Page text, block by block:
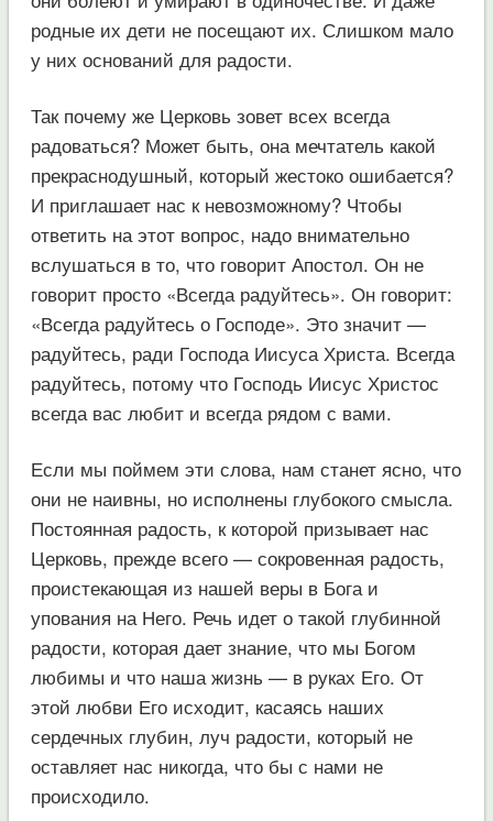
родные их дети не посещают их. Слишком мало
у них оснований для радости.
Так почему же Церковь зовет всех всегда
радоваться? Может быть, она мечтатель какой
прекраснодушный, который жестоко ошибается?
И приглашает нас к невозможному? Чтобы
ответить на этот вопрос, надо внимательно
вслушаться в то, что говорит Апостол. Он не
говорит просто «Всегда радуйтесь». Он говорит:
«Всегда радуйтесь о Господе». Это значит —
радуйтесь, ради Господа Иисуса Христа. Всегда
радуйтесь, потому что Господь Иисус Христос
всегда вас любит и всегда рядом с вами.
Если мы поймем эти слова, нам станет ясно, что
они не наивны, но исполнены глубокого смысла.
Постоянная радость, к которой призывает нас
Церковь, прежде всего — сокровенная радость,
проистекающая из нашей веры в Бога и
упования на Него. Речь идет о такой глубинной
радости, которая дает знание, что мы Богом
любимы и что наша жизнь — в руках Его. От
этой любви Его исходит, касаясь наших
сердечных глубин, луч радости, который не
оставляет нас никогда, что бы с нами не
происходило.